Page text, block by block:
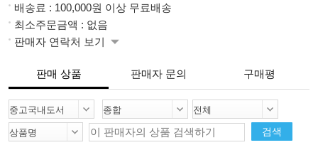
배송료 : 100,000원 이상 무료배송
최소주문금액 : 없음
판매자 연락처 보기
판매 상품 판매자 문의 구매평
검색